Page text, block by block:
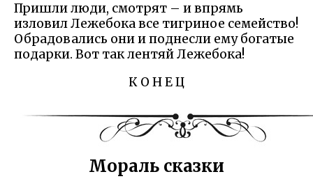
Пришли люди, смотрят – и впрямь
изловил Лежебока все тигриное семейство!
Обрадовались они и поднесли ему богатые
подарки. Вот так лентяй Лежебока!
К О Н Е Ц
Мораль сказки